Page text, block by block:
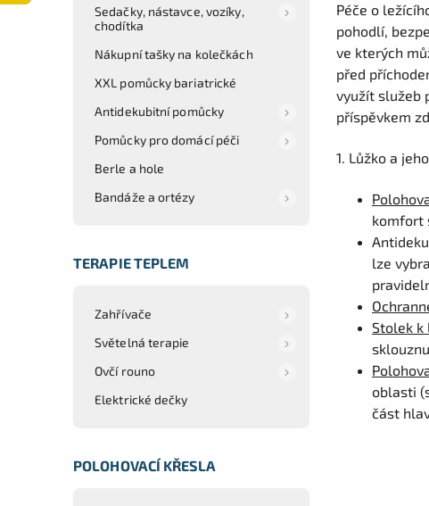
Sedačky, nástavce, vozíky,
chodítka
Nákupní tašky na kolečkách
XXL pomůcky bariatrické
Antidekubitní pomůcky
Pomůcky pro domácí péči
Berle a hole
Bandáže a ortézy
TERAPIE TEPLEM
Zahřívače
Světelná terapie
Ovčí rouno
Elektrické dečky
POLOHOVACÍ KŘESLA
Péče o
pohodlí,
ve kterých
před
využít služeb
příspěvkem
1. Lůžko a
komfort
lze
Stolek k
oblasti
část